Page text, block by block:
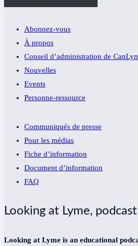
Abonnez-vous
À propos
Conseil d’administration de
Nouvelles
Events
Personne-ressource
Communiqués de presse
Pour les médias
Fiche d’information
Document d’information
FAQ
Looking at Lyme, podcast
Looking at Lyme is an educational